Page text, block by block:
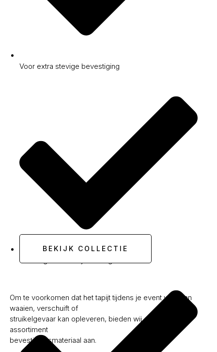
Voor extra stevige bevestiging
Ook te gebruiken tijdens regen
BEKIJK COLLECTIE
Om te voorkomen dat het tapijt tijdens je event weg kan
waaien, verschuift of
struikelgevaar kan opleveren, bieden wij een ruim
assortiment
bevestigingsmateriaal aan.